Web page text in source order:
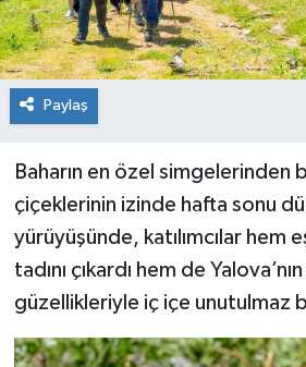
Paylaş
Baharın en özel simgelerinden
çiçeklerinin izinde hafta sonu
yürüyüşünde, katılımcılar hem
tadını çıkardı hem de
güzellikleriyle iç içe unutulmaz